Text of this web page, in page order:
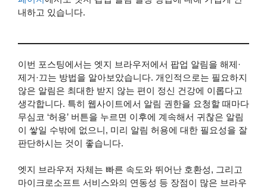
내하고 있습니다.
이번 포스팅에서는 엣지 브라우저에서 팝업 알림을 해제·
제거·끄는 방법을 알아보았습니다. 개인적으로는 필요하지
않은 알림은 최대한 받지 않는 편이 정신 건강에 이롭다고
생각합니다. 특히 웹사이트에서 알림 권한을 요청할 때마다
무심코 ‘허용’ 버튼을 누르면 이후에 계속해서 귀찮은 알림
이 쌓일 수밖에 없으니, 미리 알림 허용에 대한 필요성을 잘
판단하시는 것이 좋습니다.
엣지 브라우저 자체는 빠른 속도와 뛰어난 호환성, 그리고
마이크로소프트 서비스와의 연동성 등 장점이 많은 브라우